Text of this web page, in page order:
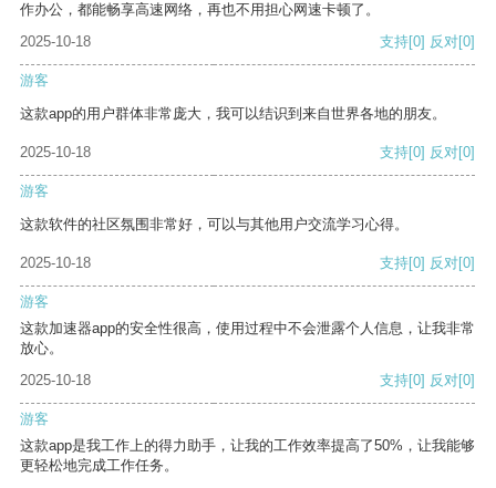
作办公，都能畅享高速网络，再也不用担心网速卡顿了。
2025-10-18
支持[0] 反对[0]
游客
这款app的用户群体非常庞大，我可以结识到来自世界各地的朋友。
2025-10-18 支持[0] 反对[0]
游客
这款软件的社区氛围非常好，可以与其他用户交流学习心得。
2025-10-18 支持[0] 反对[0]
游客
这款加速器app的安全性很高，使用过程中不会泄露个人信息，让我非常
放心。
2025-10-18
支持[0] 反对[0]
游客
这款app是我工作上的得力助手，让我的工作效率提高了50%，让我能够
更轻松地完成工作任务。